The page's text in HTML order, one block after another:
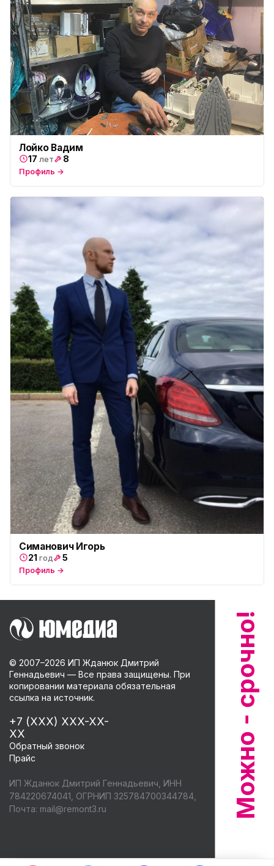
Лойко Вадим
17 лет 8
Профиль →
Симанович Игорь
21 год 5
Профиль →
© 2007–2026 ИП Жданюк Дмитрий
Геннадьевич — Все права защищены. При
копировании материала обязательная
ссылка на источник.
+7 (XXX) XXX-XX-
XX
Обратный звонок
Прайс
ИП Жданюк Дмитрий Геннадьевич, ИНН
784220674041, ОГРНИП 325784700344784,
Почта: mail@remont3.ru